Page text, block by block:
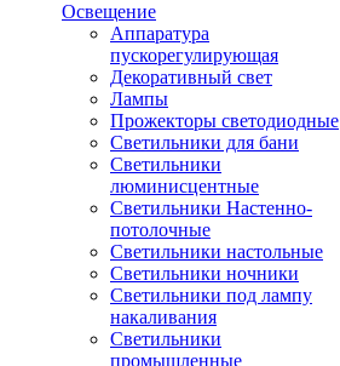
Освещение
Аппаратура
пускорегулирующая
Декоративный свет
Лампы
Прожекторы светодиодные
Светильники для бани
Светильники
люминисцентные
Светильники Настенно-
потолочные
Светильники настольные
Светильники ночники
Светильники под лампу
накаливания
Светильники
промышленные